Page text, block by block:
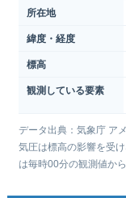
所在地
緯度・経度
標高
観測している要素
データ出典：気象庁 ア
気圧は標高の影響を受
は毎時00分の観測値か